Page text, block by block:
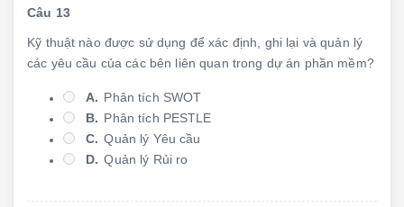
Câu 13
Kỹ thuật nào được sử dụng để xác định, ghi lại và quản lý
các yêu cầu của các bên liên quan trong dự án phần mềm?
A. Phân tích SWOT
B. Phân tích PESTLE
C. Quản lý Yêu cầu
D. Quản lý Rủi ro